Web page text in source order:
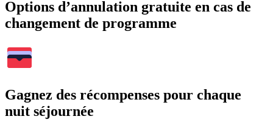
Options d’annulation gratuite en cas de
changement de programme
Gagnez des récompenses pour chaque
nuit séjournée